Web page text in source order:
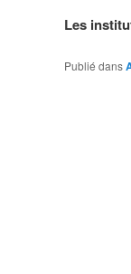
Les
Publié dans